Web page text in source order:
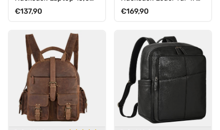
Zoll
Normaler Preis
€137,90
Zoll Laptop Herren &
Normaler Preis
€169,90